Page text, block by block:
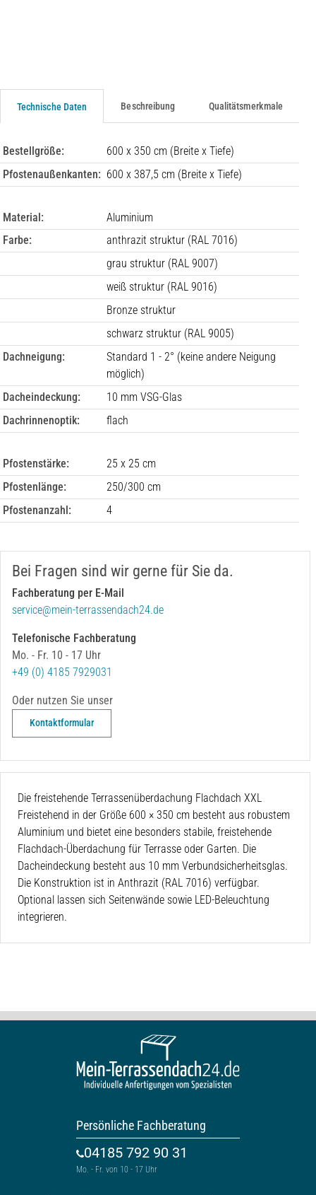
Die freistehende Terrassenüberdachung Flachdach XXL
Freistehend in der Größe 600 × 350 cm besteht aus robustem
Aluminium und bietet eine besonders stabile, freistehende
Flachdach-Überdachung für Terrasse oder Garten. Die
Dacheindeckung besteht aus 10 mm Verbundsicherheitsglas.
Die Konstruktion ist in Anthrazit (RAL 7016) verfügbar.
Optional lassen sich Seitenwände sowie LED-Beleuchtung
integrieren.
Technische Daten Beschreibung Qualitätsmerkmale
Bestellgröße:
600 x 350 cm (Breite x Tiefe)
Pfostenaußenkanten: 600 x 387,5 cm (Breite x Tiefe)
Material:
Aluminium
Farbe:
anthrazit struktur (RAL 7016)
grau struktur (RAL 9007)
weiß struktur (RAL 9016)
Bronze struktur
schwarz struktur (RAL 9005)
Dachneigung:
Standard 1 - 2° (keine andere Neigung
möglich)
Dacheindeckung:
10 mm VSG-Glas
Dachrinnenoptik:
flach
Pfostenstärke:
25 x 25 cm
Pfostenlänge:
250/300 cm
Pfostenanzahl:
4
Bei Fragen sind wir gerne für Sie da.
Fachberatung per E-Mail
service@mein-terrassendach24.de
Telefonische Fachberatung
Mo. - Fr. 10 - 17 Uhr
+49 (0) 4185 7929031
Oder nutzen Sie unser
Kontaktformular
Persönliche Fachberatung
04185 792 90 31
Mo. - Fr. von 10 - 17 Uhr